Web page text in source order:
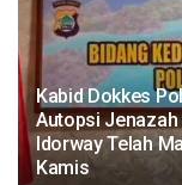
Kabid Dokkes
Autopsi Jenazah
Idorway Telah
Kamis